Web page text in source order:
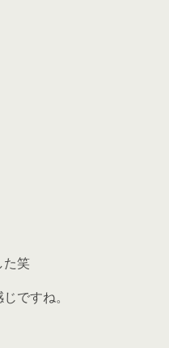
た笑
ですね。